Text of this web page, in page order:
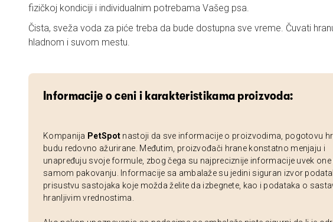
fizičkoj kondiciji i individualnim potrebama Vašeg psa.
Čista, sveža voda za piće treba da bude dostupna sve vreme. Čuvati
hladnom i suvom mestu.
Informacije o ceni i karakteristikama proizvoda:
Kompanija PetSpot nastoji da sve informacije o proizvodima, pogotovu
budu redovno ažurirane. Međutim, proizvođači hrane konstatno menjaju i
unapređuju svoje formule, zbog čega su najpreciznije informacije uvek one
samom pakovanju. Informacije sa ambalaže su jedini siguran izvor
prisustvu sastojaka koje možda želite da izbegnete, kao i podataka o
hranljivim vrednostima.